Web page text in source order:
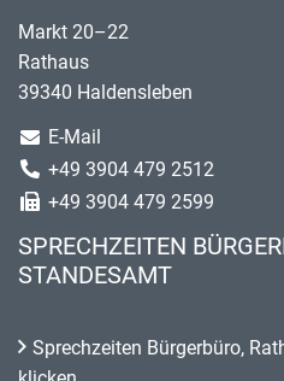
Markt 20–22
Rathaus
39340 Haldensleben
E-Mail
+49 3904 479 2512
+49 3904 479 2599
SPRECHZEITEN
STANDESAMT
Sprechzeiten Bürgerbüro,